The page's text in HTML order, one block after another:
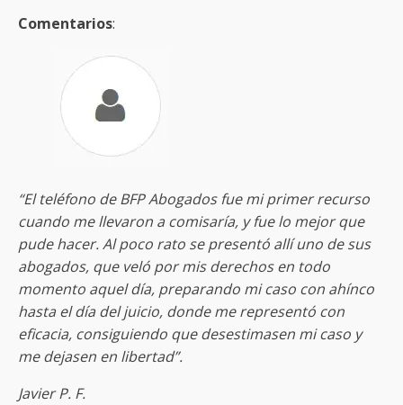
Comentarios:
“El teléfono de BFP Abogados fue mi primer recurso
cuando me llevaron a comisaría, y fue lo mejor que
pude hacer. Al poco rato se presentó allí uno de sus
abogados, que veló por mis derechos en todo
momento aquel día, preparando mi caso con ahínco
hasta el día del juicio, donde me representó con
eficacia, consiguiendo que desestimasen mi caso y
me dejasen en libertad”.
Javier P. F.